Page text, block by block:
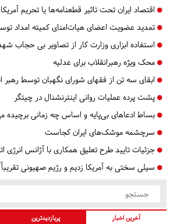
اقتصاد ایران تحت تاثیر قطعنامه‌ها یا تحریم‌ آمریکا
تمدید عضویت اعضای هیات‌امنای کمیته امداد
استفاده ابزاری وزارت کار از تصاویر بی حجاب
محک ویژه رهبرانقلاب برای عدلیه
ابقای سه تن از فقهای شورای نگهبان توسط رهبر
پشت پرده عملیات روانی اینترنشنال در چیتگر
بساط ادعاهای بی‌پایه و اساس چه زمانی برچیده
سرچشمه موشک‌های ایران کجاست
جزئیات تایید طرح تعلیق همکاری با آژانس انرژی
سیلی سختی به آمریکا زدیم و رژیم صهیونی
آخرین اخبار پربازدیدترین